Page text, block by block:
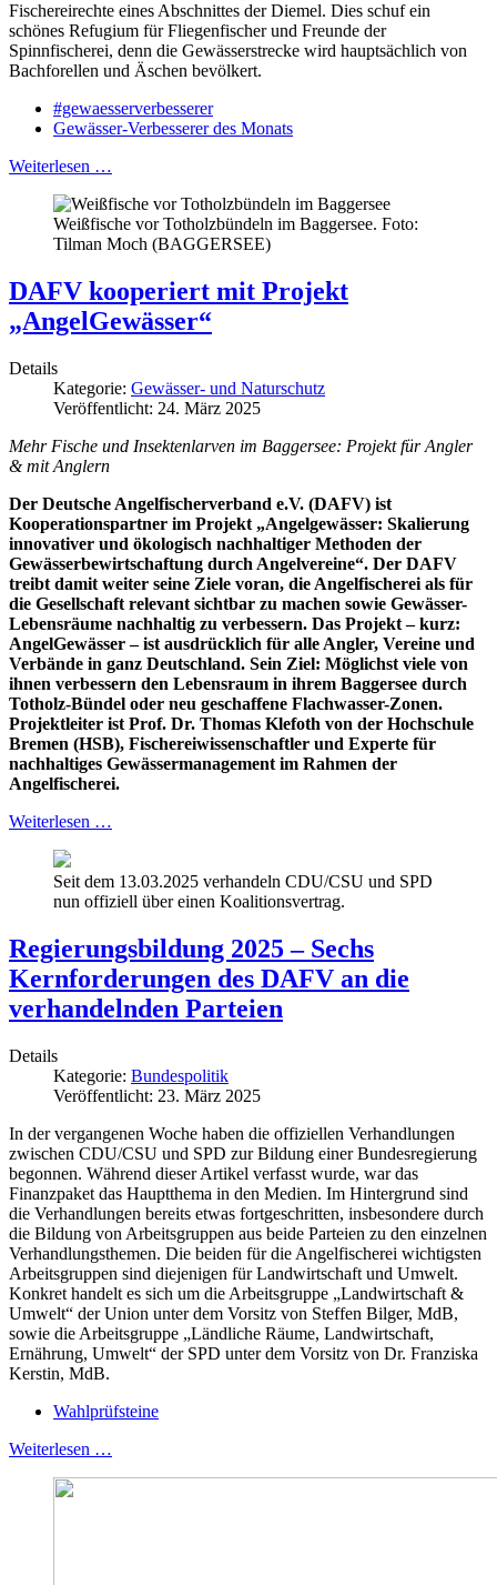
Fischereirechte eines Abschnittes der Diemel. Dies schuf ein
schönes Refugium für Fliegenfischer und Freunde der
Spinnfischerei, denn die Gewässerstrecke wird hauptsächlich von
Bachforellen und Äschen bevölkert.
#gewaesserverbesserer
Gewässer-Verbesserer des Monats
Weiterlesen …
Weißfische vor Totholzbündeln im Baggersee. Foto:
Tilman Moch (BAGGERSEE)
DAFV kooperiert mit Projekt
„AngelGewässer“
Details
Kategorie: Gewässer- und Naturschutz
Veröffentlicht: 24. März 2025
Mehr Fische und Insektenlarven im Baggersee: Projekt für Angler
& mit Anglern
Der Deutsche Angelfischerverband e.V. (DAFV) ist
Kooperationspartner im Projekt „Angelgewässer: Skalierung
innovativer und ökologisch nachhaltiger Methoden der
Gewässerbewirtschaftung durch Angelvereine“. Der DAFV
treibt damit weiter seine Ziele voran, die Angelfischerei als für
die Gesellschaft relevant sichtbar zu machen sowie Gewässer-
Lebensräume nachhaltig zu verbessern. Das Projekt – kurz:
AngelGewässer – ist ausdrücklich für alle Angler, Vereine und
Verbände in ganz Deutschland. Sein Ziel: Möglichst viele von
ihnen verbessern den Lebensraum in ihrem Baggersee durch
Totholz-Bündel oder neu geschaffene Flachwasser-Zonen.
Projektleiter ist Prof. Dr. Thomas Klefoth von der Hochschule
Bremen (HSB), Fischereiwissenschaftler und Experte für
nachhaltiges Gewässermanagement im Rahmen der
Angelfischerei.
Weiterlesen …
Seit dem 13.03.2025 verhandeln CDU/CSU und SPD
nun offiziell über einen Koalitionsvertrag.
Regierungsbildung 2025 – Sechs
Kernforderungen des DAFV an die
verhandelnden Parteien
Details
Kategorie: Bundespolitik
Veröffentlicht: 23. März 2025
In der vergangenen Woche haben die offiziellen Verhandlungen
zwischen CDU/CSU und SPD zur Bildung einer Bundesregierung
begonnen. Während dieser Artikel verfasst wurde, war das
Finanzpaket das Hauptthema in den Medien. Im Hintergrund sind
die Verhandlungen bereits etwas fortgeschritten, insbesondere durch
die Bildung von Arbeitsgruppen aus beide Parteien zu den einzelnen
Verhandlungsthemen. Die beiden für die Angelfischerei wichtigsten
Arbeitsgruppen sind diejenigen für Landwirtschaft und Umwelt.
Konkret handelt es sich um die Arbeitsgruppe „Landwirtschaft &
Umwelt“ der Union unter dem Vorsitz von Steffen Bilger, MdB,
sowie die Arbeitsgruppe „Ländliche Räume, Landwirtschaft,
Ernährung, Umwelt“ der SPD unter dem Vorsitz von Dr. Franziska
Kerstin, MdB.
Wahlprüfsteine
Weiterlesen …